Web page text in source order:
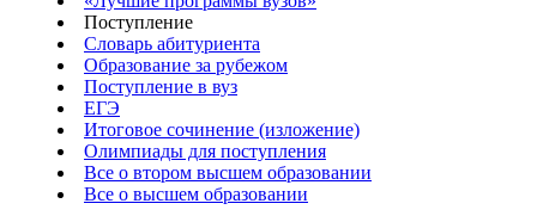
Поступление
Словарь абитуриента
Образование за рубежом
Поступление в вуз
ЕГЭ
Итоговое сочинение (изложение)
Олимпиады для поступления
Все о втором высшем образовании
Все о высшем образовании